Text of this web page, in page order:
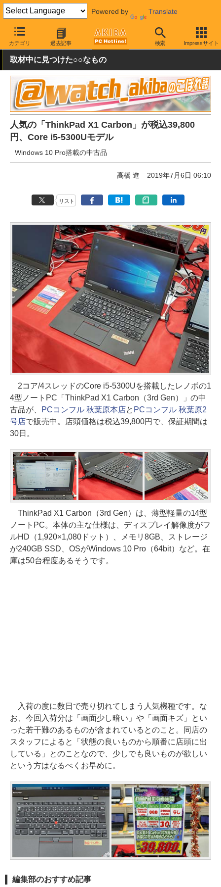
Powered by Translate
カテゴリ 過去記事 検索 Impressサイト
AKIBA PC Hotline! 秋葉原情報 価格情報 特価情報
取材中に見つけた○○なもの
人気の「ThinkPad X1 Carbon」が税込39,800
円、Core i5-5300Uモデル
Windows 10 Pro搭載の中古品
高橋 進 2019年7月6日 06:10
リスト
2コア/4スレッドのCore i5-5300Uを搭載したレノボの1
4型ノートPC「ThinkPad X1 Carbon（3rd Gen）」の中
古品が、
PCコンフル 秋葉原本店と PCコンフル 秋葉原2
号店で販売中。店頭価格は税込39,800円で、保証期間は
30日。
ThinkPad X1 Carbon（3rd Gen）は、薄型軽量の14型
ノートPC。本体の主な仕様は、ディスプレイ解像度がフ
ルHD（1,920×1,080ドット）、メモリ8GB、ストレージ
が240GB SSD、OSがWindows 10 Pro（64bit）など。在
庫は50台程度あるそうです。
入荷の度に数日で売り切れてしまう人気機種です。な
お、今回入荷分は「画面少し暗い」や「画面キズ」とい
った若干難のあるものが含まれているとのこと。同店の
スタッフによると「状態の良いものから順番に店頭に出
している」とのことなので、少しでも良いものが欲しい
という方はなるべくお早めに。
編集部のおすすめ記事